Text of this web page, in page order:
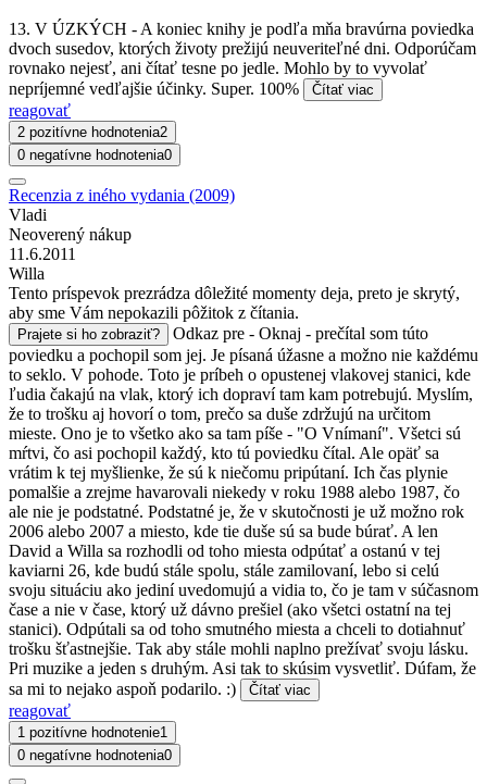
13. V ÚZKÝCH - A koniec knihy je podľa mňa bravúrna poviedka
dvoch susedov, ktorých životy prežijú neuveriteľné dni. Odporúčam
rovnako nejesť, ani čítať tesne po jedle. Mohlo by to vyvolať
nepríjemné vedľajšie účinky. Super. 100%
Čítať viac
reagovať
2 pozitívne hodnotenia2
0 negatívne hodnotenia0
Recenzia z iného vydania (2009)
Vladi
Neoverený nákup
11.6.2011
Willa
Tento príspevok prezrádza dôležité momenty deja, preto je skrytý,
aby sme Vám nepokazili pôžitok z čítania.
Prajete si ho zobraziť?
Odkaz pre - Oknaj - prečítal som túto
poviedku a pochopil som jej. Je písaná úžasne a možno nie každému
to seklo. V pohode. Toto je príbeh o opustenej vlakovej stanici, kde
ľudia čakajú na vlak, ktorý ich dopraví tam kam potrebujú. Myslím,
že to trošku aj hovorí o tom, prečo sa duše zdržujú na určitom
mieste. Ono je to všetko ako sa tam píše - "O Vnímaní". Všetci sú
mŕtvi, čo asi pochopil každý, kto tú poviedku čítal. Ale opäť sa
vrátim k tej myšlienke, že sú k niečomu pripútaní. Ich čas plynie
pomalšie a zrejme havarovali niekedy v roku 1988 alebo 1987, čo
ale nie je podstatné. Podstatné je, že v skutočnosti je už možno rok
2006 alebo 2007 a miesto, kde tie duše sú sa bude búrať. A len
David a Willa sa rozhodli od toho miesta odpútať a ostanú v tej
kaviarni 26, kde budú stále spolu, stále zamilovaní, lebo si celú
svoju situáciu ako jediní uvedomujú a vidia to, čo je tam v súčasnom
čase a nie v čase, ktorý už dávno prešiel (ako všetci ostatní na tej
stanici). Odpútali sa od toho smutného miesta a chceli to dotiahnuť
trošku šťastnejšie. Tak aby stále mohli naplno prežívať svoju lásku.
Pri muzike a jeden s druhým. Asi tak to skúsim vysvetliť. Dúfam, že
sa mi to nejako aspoň podarilo. :)
Čítať viac
reagovať
1 pozitívne hodnotenie1
0 negatívne hodnotenia0